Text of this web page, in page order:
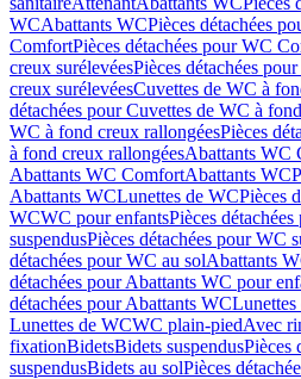
WCAbattants WCPièces détachées
ComfortPièces détachées pour WC
creux surélevéesPièces détachées
creux surélevéesCuvettes de WC à
détachées pour Cuvettes de WC à
WC à fond creux rallongéesPièces
à fond creux rallongéesAbattants WC
Abattants WC ComfortAbattants WC
Abattants WCLunettes de WCPièces
WCWC pour enfantsPièces
suspendusPièces détachées pour WC
détachées pour WC au solAbattants
détachées pour Abattants WC pour
détachées pour Abattants WC
Lunettes de WCWC plain-piedAvec
fixationBidetsBidets suspendusPièces
suspendusBidets au solPièces